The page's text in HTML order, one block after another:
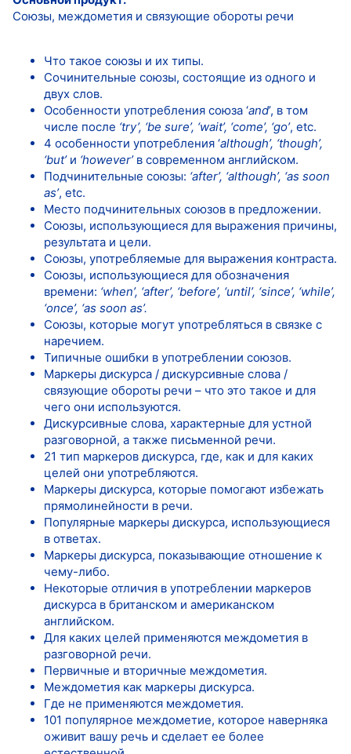
Союзы, междометия и связующие обороты речи
Что такое союзы и их типы.
Сочинительные союзы, состоящие из одного и
двух слов.
Особенности употребления союза ‘and’, в том
числе после ‘try’, ‘be sure’, ‘wait’, ‘come’, ‘go’, etc.
4 особенности употребления ‘although’, ‘though’,
‘but’ и ‘however’в современном английском.
Подчинительные союзы: ‘after’, ‘although’, ‘as soon
as’, etc.
Место подчинительных союзов в предложении.
Союзы, использующиеся для выражения причины,
результата и цели.
Союзы, употребляемые для выражения контраста.
Союзы, использующиеся для обозначения
времени: ‘when’, ‘after’, ‘before’, ‘until’, ‘since’, ‘while’,
‘once’, ‘as soon as’.
Союзы, которые могут употребляться в связке с
наречием.
Типичные ошибки в употреблении союзов.
Маркеры дискурса / дискурсивные слова /
связующие обороты речи – что это такое и для
чего они используются.
Дискурсивные слова, характерные для устной
разговорной, а также письменной речи.
21 тип маркеров дискурса, где, как и для каких
целей они употребляются.
Маркеры дискурса, которые помогают избежать
прямолинейности в речи.
Популярные маркеры дискурса, использующиеся
в ответах.
Маркеры дискурса, показывающие отношение к
чему-либо.
Некоторые отличия в употреблении маркеров
дискурса в британском и американском
английском.
Для каких целей применяются междометия в
разговорной речи.
Первичные и вторичные междометия.
Междометия как маркеры дискурса.
Где не применяются междометия.
101 популярное междометие, которое наверняка
оживит вашу речь и сделает ее более